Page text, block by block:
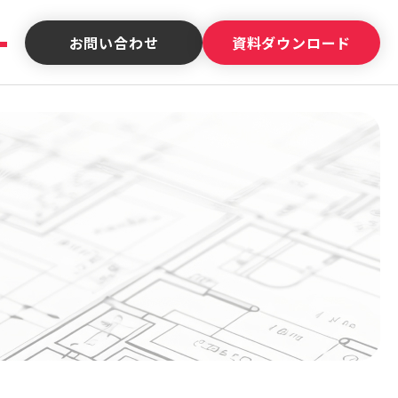
お問い合わせ 資料ダウンロード